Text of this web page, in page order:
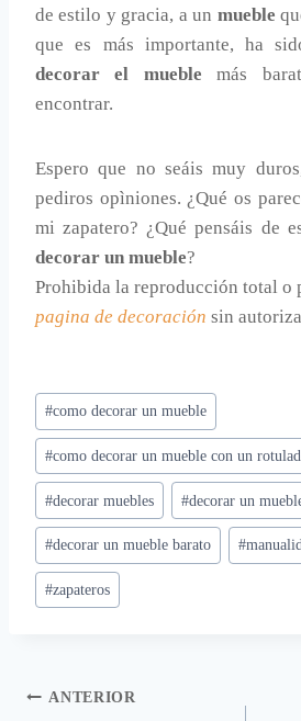
de estilo y gracia, a un mueble
que es más importante, ha
decorar el mueble más
encontrar.
Espero que no seáis muy
pediros opìniones. ¿Qué os
mi zapatero? ¿Qué pensáis de
decorar un mueble?
Prohibida la reproducción total o
pagina de decoración sin
Etiquetas
de
la
entrada:
#como decorar un mueble
#como decorar un mueble con un
#decorar muebles #decorar un
#decorar un mueble barato #
#zapateros
Navegación
ANTERIOR